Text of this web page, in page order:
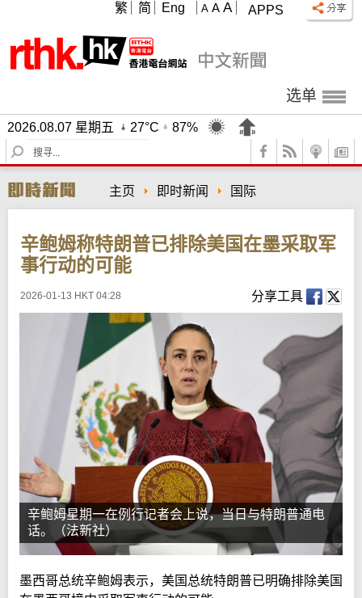
APPS
A A A
繁 简 Eng
选单
2026.08.07 星期五 27°C
87%
S
e
r
c
主页 即时新闻 国际
辛鲍姆称特朗普已排除美国在墨采取军
事行动的可能
2026-01-13 HKT 04:28 分享工具
辛鲍姆星期一在例行记者会上说，当日与特朗普通电
话。（法新社）
墨西哥总统辛鲍姆表示，美国总统特朗普已明确排除美国